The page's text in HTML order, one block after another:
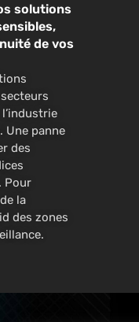
solutions
de vos
Une panne
des
Pour
la
des zones